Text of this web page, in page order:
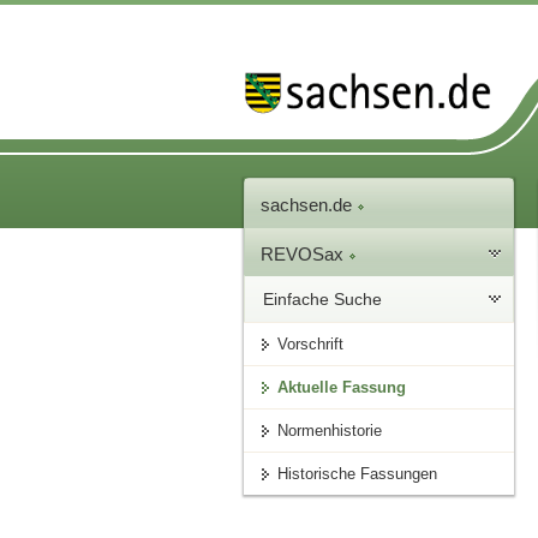
sachsen.de
REVOSax
Einfache Suche
Vorschrift
Aktuelle Fassung
Normenhistorie
Historische Fassungen